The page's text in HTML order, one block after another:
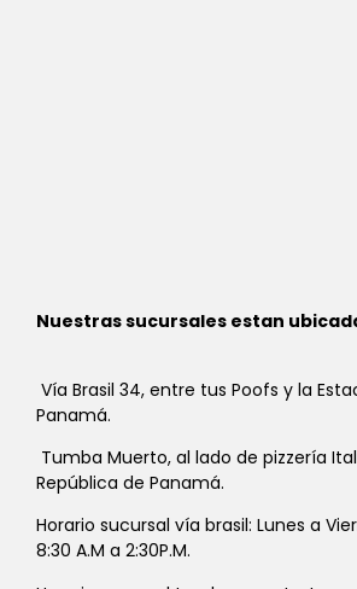
Nuestras sucursales estan
Vía Brasil 34, entre tus Poofs y la
Panamá.
Tumba Muerto, al lado de pizzería
República de Panamá.
Horario sucursal vía brasil: Lunes a
8:30 A.M a 2:30P.M.